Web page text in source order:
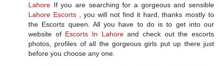
Lahore If you are searching for a gorgeous and sensible
Lahore Escorts , you will not find it hard, thanks mostly to
the Escorts queen. All you have to do is to get into our
website of Escorts In Lahoreand check out the escorts
photos, profiles of all the gorgeous girls put up there just
before you choose any one.